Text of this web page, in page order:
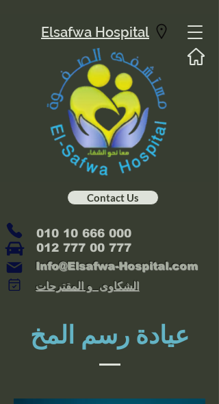
Elsafwa Hospital
Info@Elsafwa-Hospital.com
010 10 666 000
012 777 00 777
Contact Us
الشكاوى و المقترحات
عيادة رسم المخ